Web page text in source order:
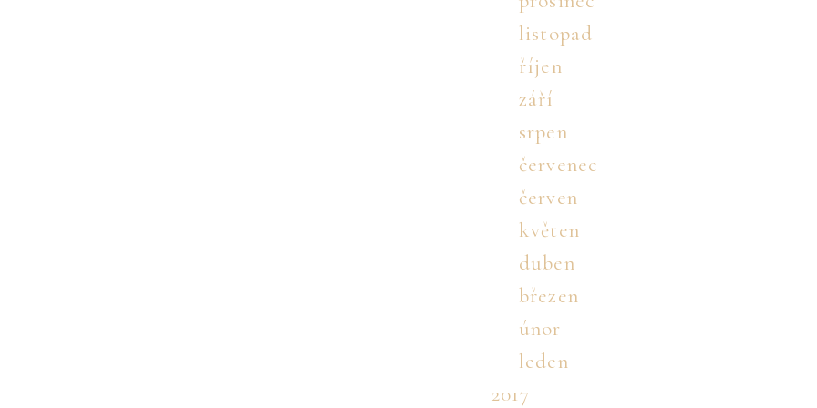
listopad
říjen
září
srpen
červenec
červen
květen
duben
březen
únor
leden
2017